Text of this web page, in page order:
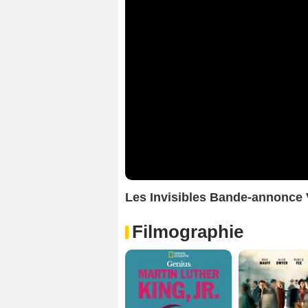
Les Invisibles Bande-annonce
Filmographie